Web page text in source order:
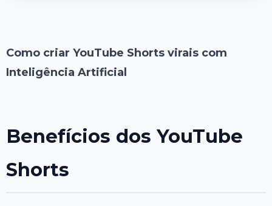
Como criar YouTube Shorts virais com
Inteligência Artificial
Benefícios dos YouTube
Shorts